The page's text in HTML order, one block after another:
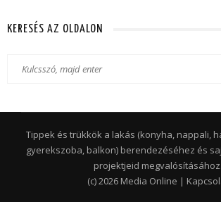
KERESÉS AZ OLDALON
Tippek és trükkök a lakás (konyha, nappali,
gyerekszoba, balkon) berendezéséhez és
projektjeid megvalósításához.
(c) 2026 Media Online |